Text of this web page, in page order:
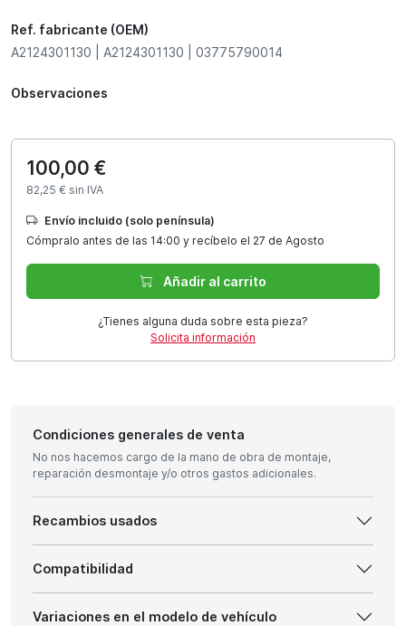
Ref. fabricante (OEM)
A2124301130 | A2124301130 | 03775790014
Observaciones
100,00 €
82,25 € sin IVA
Envío incluido (solo península)
Cómpralo antes de las 14:00 y recíbelo el 27 de Agosto
Añadir al carrito
¿Tienes alguna duda sobre esta pieza?
Solicita información
Condiciones generales de venta
No nos hacemos cargo de la mano de obra de montaje,
reparación desmontaje y/o otros gastos adicionales.
Recambios usados
Compatibilidad
Variaciones en el modelo de vehículo